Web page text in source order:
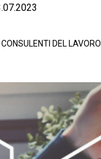
DEL LAVORO